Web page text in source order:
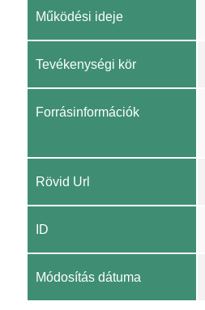
Működési ideje
Tevékenységi kör
Forrásinformációk
Rövid Url
ID
Módosítás dátuma